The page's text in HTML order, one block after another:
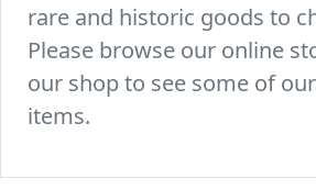
rare and historic goods to
Please browse our online
our shop to see some of
items.